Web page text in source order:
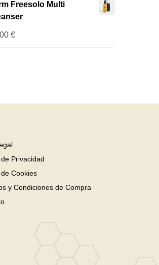
Freesolo Multi
€
Privacidad
Cookies
y Condiciones de Compra